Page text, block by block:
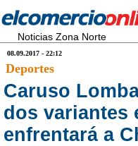
Noticias Zona Norte
08.09.2017 - 22:12
Deportes
Caruso
dos variantes
enfrentará a